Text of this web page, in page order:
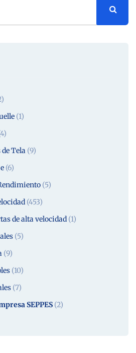
(1)
Tela (9)
(6)
(5)
(453)
de alta velocidad (1)
(5)
(9)
(10)
(7)
SEPPES (2)